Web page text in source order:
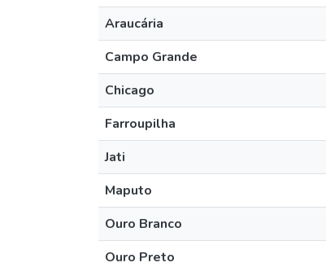
Araucária
Campo Grande
Chicago
Farroupilha
Jati
Maputo
Ouro Branco
Ouro Preto